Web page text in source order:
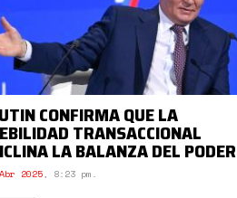
CONFIRMA QUE LA
TRANSACCIONAL
LA BALANZA DEL PODER
2025, 8:23 pm.